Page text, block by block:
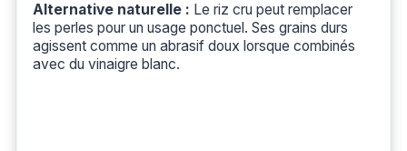
Alternative naturelle : Le riz cru peut remplacer
les perles pour un usage ponctuel. Ses grains durs
agissent comme un abrasif doux lorsque combinés
avec du vinaigre blanc.